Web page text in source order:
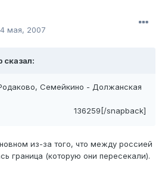
мая, 2007
сказал:
Семейкино - Должанская
136259[/snapback]
из-за того, что между россией
граница (которую они пересекали).